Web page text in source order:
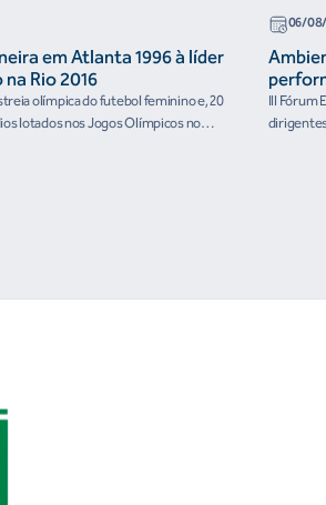
em Atlanta 1996 à líder
Rio 2016
olímpica do futebol feminino e, 20
lotados nos Jogos Olímpicos no
06/
III Fórum